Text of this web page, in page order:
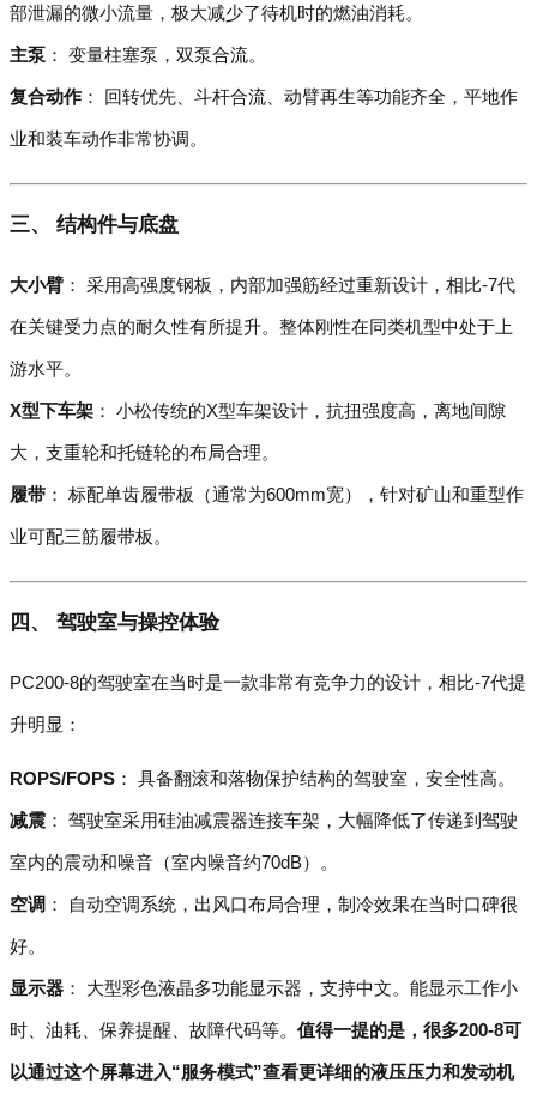
部泄漏的微小流量，极大减少了待机时的燃油消耗。
主泵 ： 变量柱塞泵，双泵合流。
复合动作 ： 回转优先、斗杆合流、动臂再生等功能齐全，平地作
业和装车动作非常协调。
三、 结构件与底盘
大小臂 ： 采用高强度钢板，内部加强筋经过重新设计，相比-7代
在关键受力点的耐久性有所提升。整体刚性在同类机型中处于上
游水平。
X型下车架 ： 小松传统的X型车架设计，抗扭强度高，离地间隙
大，支重轮和托链轮的布局合理。
履带 ： 标配单齿履带板（通常为600mm宽），针对矿山和重型作
业可配三筋履带板。
四、 驾驶室与操控体验
PC200-8的驾驶室在当时是一款非常有竞争力的设计，相比-7代提
升明显：
ROPS/FOPS ： 具备翻滚和落物保护结构的驾驶室，安全性高。
减震 ： 驾驶室采用硅油减震器连接车架，大幅降低了传递到驾驶
室内的震动和噪音（室内噪音约70dB）。
空调 ： 自动空调系统，出风口布局合理，制冷效果在当时口碑很
好。
显示器 ： 大型彩色液晶多功能显示器，支持中文。能显示工作小
时、油耗、保养提醒、故障代码等。 值得一提的是，很多200-8可
以通过这个屏幕进入“服务模式”查看更详细的液压压力和发动机